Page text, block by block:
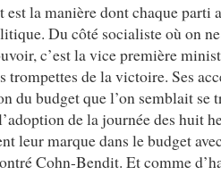
la manière dont chaque parti
Du côté socialiste où on
c’est la vice première
trompettes de la victoire. Ses
du budget que l’on semblait se
de la journée des huit
leur marque dans le budget
Cohn-Bendit. Et comme